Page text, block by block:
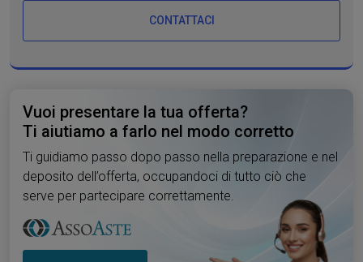
CONTATTACI
Vuoi presentare la tua offerta?
Ti aiutiamo a farlo nel modo corretto
Ti guidiamo passo dopo passo nella preparazione e nel
deposito dell’offerta, occupandoci di tutto ciò che
serve per partecipare correttamente.